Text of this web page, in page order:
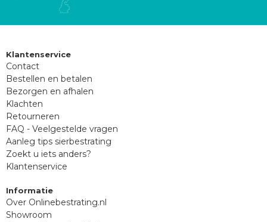
Klantenservice
Contact
Bestellen en betalen
Bezorgen en afhalen
Klachten
Retourneren
FAQ - Veelgestelde vragen
Aanleg tips sierbestrating
Zoekt u iets anders?
Klantenservice
Informatie
Over Onlinebestrating.nl
Showroom